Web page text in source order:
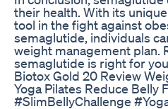
their health. With its
tool in the fight against
semaglutide, individuals
weight management plan.
semaglutide is right for
Biotox Gold 20 Review
Yoga Pilates Reduce
#SlimBellyChallenge